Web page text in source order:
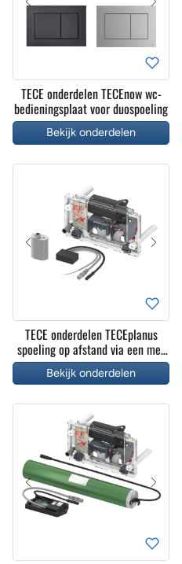
TECE onderdelen TECEnow wc-
bedieningsplaat voor duospoeling
Bekijk onderdelen
TECE onderdelen TECEplanus
spoeling op afstand via een met
een kabel verbonden
elektronische drukknop, 6 V-
Bekijk onderdelen